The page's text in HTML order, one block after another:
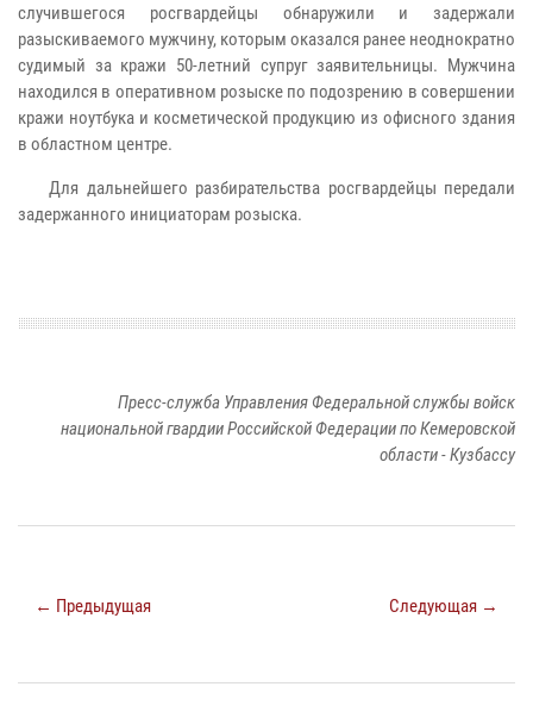
случившегося росгвардейцы обнаружили и задержали
разыскиваемого мужчину, которым оказался ранее неоднократно
судимый за кражи 50-летний супруг заявительницы. Мужчина
находился в оперативном розыске по подозрению в совершении
кражи ноутбука и косметической продукцию из офисного здания
в областном центре.
Для дальнейшего разбирательства росгвардейцы передали
задержанного инициаторам розыска.
Пресс-служба Управления Федеральной службы войск
национальной гвардии Российской Федерации по Кемеровской
области - Кузбассу
← Предыдущая Следующая →